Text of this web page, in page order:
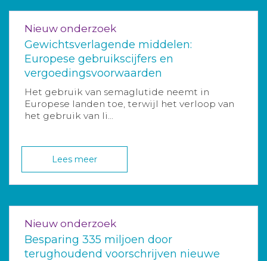
Nieuw onderzoek
Gewichtsverlagende middelen:
Europese gebruikscijfers en
vergoedingsvoorwaarden
Het gebruik van semaglutide neemt in
Europese landen toe, terwijl het verloop van
het gebruik van li...
Lees meer
Nieuw onderzoek
Besparing 335 miljoen door
terughoudend voorschrijven nieuwe